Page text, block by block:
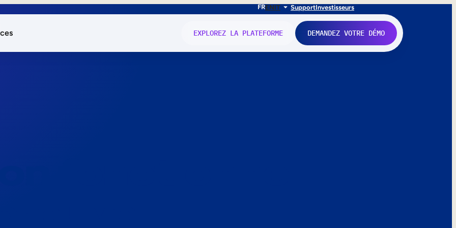
FRENIT SupportInvestisseurs
EXPLOREZ LA PLATEFORME DEMANDEZ VOTRE DÉMO